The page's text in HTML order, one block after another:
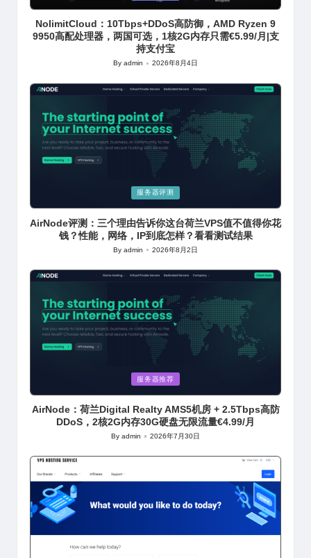
in
NolimitCloud：10Tbps+DDoS高防御，AMD Ryzen 9
9950高配处理器，两国可选，1核2G内存只需€5.99/月|支
持支付宝
Posted
Byadmin 2026年8月4日
in
服务器评测
AirNode评测：三个理由告诉你这台荷兰VPS值不值得你花
钱？性能，网络，IP到底怎样？看看测试结果
Posted
Byadmin 2026年8月2日
in
服务器推荐
AirNode：荷兰Digital Realty AMS5机房 + 2.5Tbps高防
DDoS，2核2G内存30G硬盘无限流量€4.99/月
Posted
Byadmin 2026年7月30日